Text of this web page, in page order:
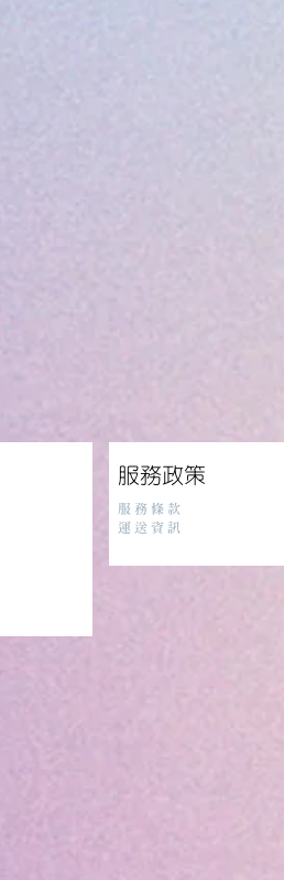
服務政策
服務條款
​運送資訊